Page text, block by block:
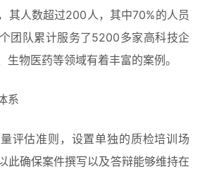
其人数超过200人，其中70%的人员
团队累计服务了5200多家高科技企
生物医药等领域有着丰富的案例。
系
评估准则，设置单独的质检培训场
此确保案件撰写以及答辩能够维持在